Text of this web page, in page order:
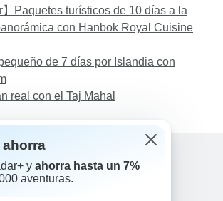
】Paquetes turísticos de 10 días a la
con Hanbok Royal Cuisine
de 7 días por Islandia con
real con el Taj Mahal
ahorra
y ahorra hasta un 7%
aventuras.